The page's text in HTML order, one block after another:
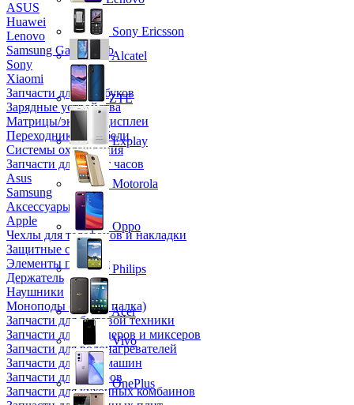
ASUS
Huawei
Lenovo
Samsung Galaxy Tab
Sony
Xiaomi
Запчасти для ноутбуков
Зарядные устройства
Матрицы/экраны/дисплеи
Переходники и кабели
Системы охлаждения
Запчасти для смарт часов
Asus
Samsung
Аксессуары
Apple
Чехлы для телефонов и накладки
Защитные стекла
Элементы питания
Держатель
Наушники
Моноподы (Селфи палка)
Запчасти для бытовой техники
Запчасти для блендеров и миксеров
Запчасти для водонагревателей
Запчасти для кофемашин
Запчасти для кулеров
Запчасти для кухонных комбаинов
Sony Ericsson
Alcatel
ZTE
Explay
Motorola
Oppo
Philips
Acer
Vivo
OnePlus